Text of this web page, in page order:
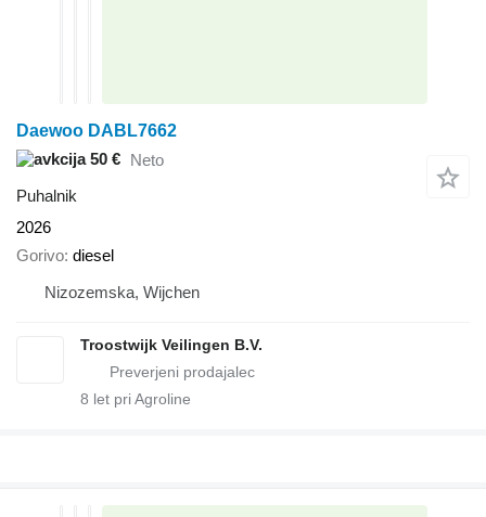
Daewoo DABL7662
50 € Neto
Puhalnik
2026
Gorivo diesel
Nizozemska, Wijchen
Troostwijk Veilingen B.V.
8 let pri Agroline